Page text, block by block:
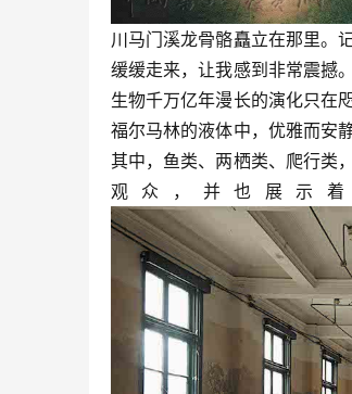
川马门溪龙骨骼矗立在那里。
缓缓走来，让我感到非常震撼
生物千万亿年漫长的演化只在
福尔马林的液体中，优雅而安
其中，鱼类、两栖类、爬行类
观众，并也展示